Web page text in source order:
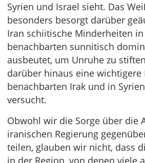
Syrien und Israel sieht. Das
besonders besorgt darüber
Iran schiitische Minderheiten
benachbarten sunnitisch
ausbeutet, um Unruhe zu
darüber hinaus eine wichtigere
benachbarten Irak und in
versucht.
Obwohl wir die Sorge über die
iranischen Regierung
teilen, glauben wir nicht, dass
in der Region, von denen viele